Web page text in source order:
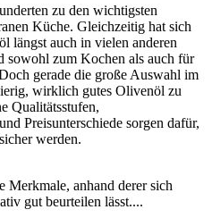
zu den wichtigsten
Küche. Gleichzeitig hat sich
längst auch in vielen anderen
sowohl zum Kochen als auch für
gerade die große Auswahl im
wirklich gutes Olivenöl zu
Qualitätsstufen,
Preisunterschiede sorgen dafür,
werden.
Merkmale, anhand derer sich
gut beurteilen lässt....